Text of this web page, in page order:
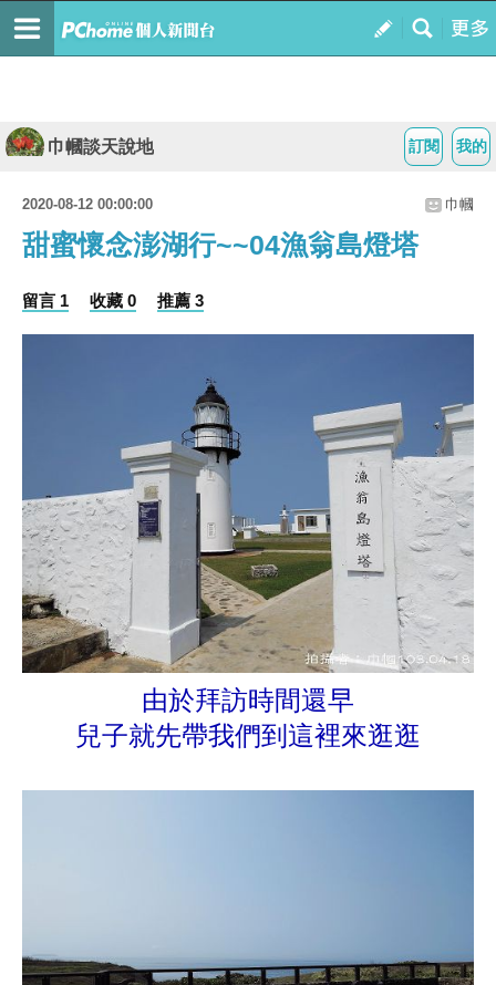
我的
訂閱
巾幗談天說地
2020-08-12 00:00:00 巾幗
甜蜜懷念澎湖行~~04漁翁島燈塔
留言 1 收藏 0 推薦 3
由於拜訪時間還早
兒子就先帶我們到這裡來逛逛